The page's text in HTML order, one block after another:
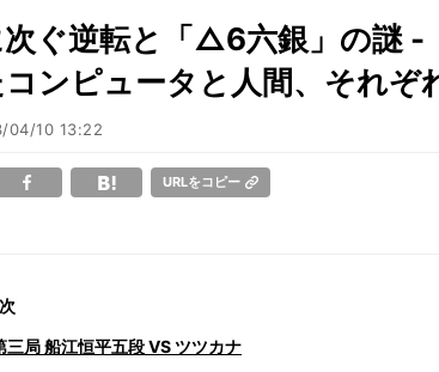
ぐ逆転と「△6六銀」の謎 -
コンピュータと人間、それぞ
04/10 13:22
URLをコピー
三局 船江恒平五段 VS ツツカナ